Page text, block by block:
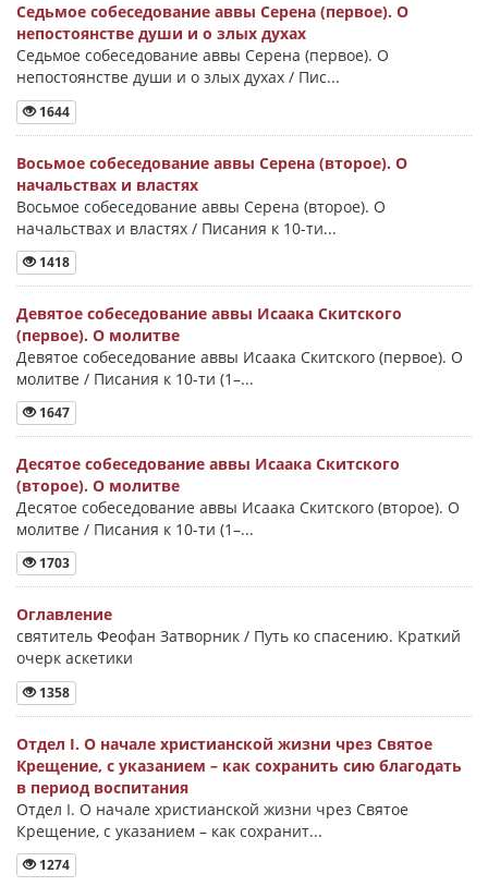
Седьмое собеседование аввы Серена (первое). О
непостоянстве души и о злых духах
Седьмое собеседование аввы Серена (первое). О
непостоянстве души и о злых духах / Пис...
1644
Восьмое собеседование аввы Серена (второе). О
начальствах и властях
Восьмое собеседование аввы Серена (второе). О
начальствах и властях / Писания к 10-ти...
1418
Девятое собеседование аввы Исаака Скитского
(первое). О молитве
Девятое собеседование аввы Исаака Скитского (первое). О
молитве / Писания к 10-ти (1–...
1647
Десятое собеседование аввы Исаака Скитского
(второе). О молитве
Десятое собеседование аввы Исаака Скитского (второе). О
молитве / Писания к 10-ти (1–...
1703
Оглавление
святитель Феофан Затворник / Путь ко спасению. Краткий
очерк аскетики
1358
Отдел I. О начале христианской жизни чрез Святое
Крещение, с указанием – как сохранить сию благодать
в период воспитания
Отдел I. О начале христианской жизни чрез Святое
Крещение, с указанием – как сохранит...
1274